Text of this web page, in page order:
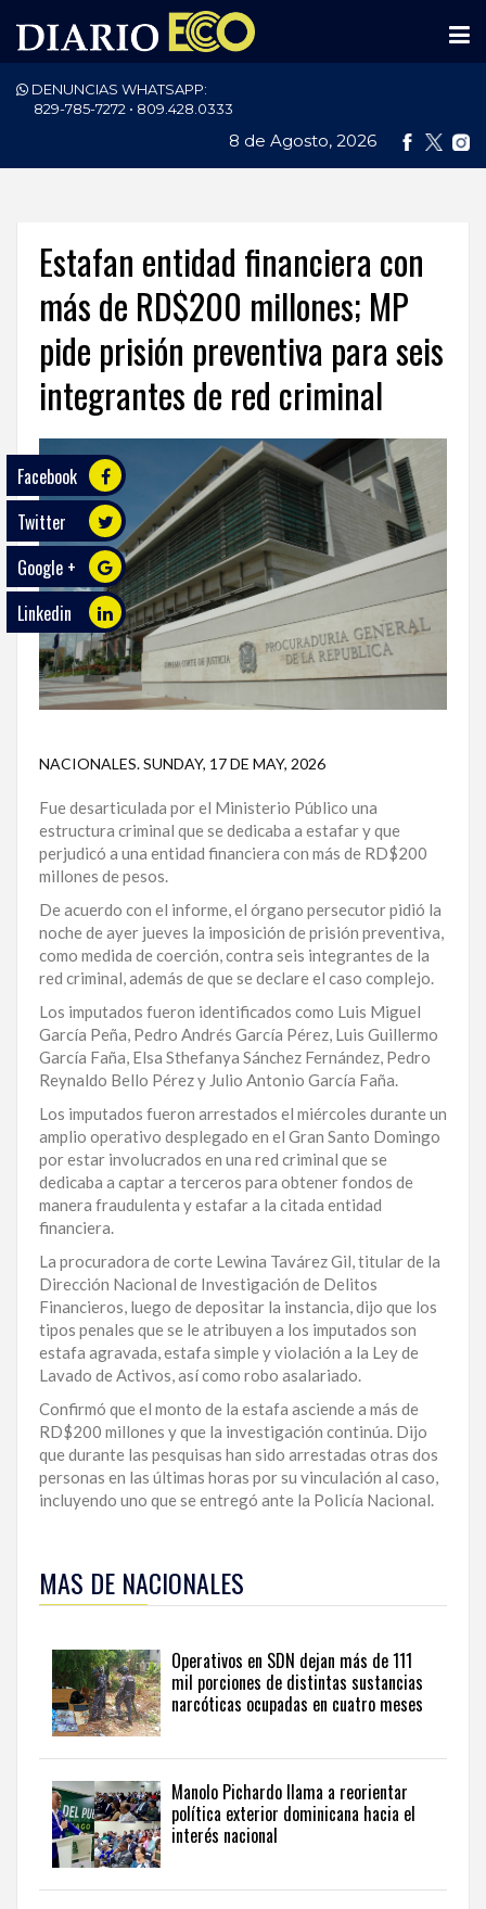
DENUNCIAS WHATSAPP:
829-785-7272 • 809.428.0333
8 de Agosto, 2026
PORTADA
ECONOMÍA
DEPORTES
ENTRETENIMIENTO
SALUD
TECNOLOGÍA
ECO
PLAY
TRABAJOS
DE
INVESTIGACIÓN
PROVINCIAS
NACIONAL
SANTO
DOMINGO
SANTIAGO
SAN
JUAN
ALTAGRACIA
PUERTO
PLATA
CONTÁCTENOS
Estafan entidad financiera con
más de RD$200 millones; MP
pide prisión preventiva para seis
integrantes de red criminal
Facebook
Twitter
Google +
Linkedin
NACIONALES.SUNDAY, 17 DE MAY, 2026
Fue desarticulada por el Ministerio Público una
estructura criminal que se dedicaba a estafar y que
perjudicó a una entidad financiera con más de RD$200
millones de pesos.
De acuerdo con el informe, el órgano persecutor pidió la
noche de ayer jueves la imposición de prisión preventiva,
como medida de coerción, contra seis integrantes de la
red criminal, además de que se declare el caso complejo.
Los imputados fueron identificados como Luis Miguel
García Peña, Pedro Andrés García Pérez, Luis Guillermo
García Faña, Elsa Sthefanya Sánchez Fernández, Pedro
Reynaldo Bello Pérez y Julio Antonio García Faña.
Los imputados fueron arrestados el miércoles durante un
amplio operativo desplegado en el Gran Santo Domingo
por estar involucrados en una red criminal que se
dedicaba a captar a terceros para obtener fondos de
manera fraudulenta y estafar a la citada entidad
financiera.
La procuradora de corte Lewina Tavárez Gil, titular de la
Dirección Nacional de Investigación de Delitos
Financieros, luego de depositar la instancia, dijo que los
tipos penales que se le atribuyen a los imputados son
estafa agravada, estafa simple y violación a la Ley de
Lavado de Activos, así como robo asalariado.
Confirmó que el monto de la estafa asciende a más de
RD$200 millones y que la investigación continúa. Dijo
que durante las pesquisas han sido arrestadas otras dos
personas en las últimas horas por su vinculación al caso,
incluyendo uno que se entregó ante la Policía Nacional.
esta
información
seguir
actualidad
del
país
desde
una
perspectiva
internacional,
visite
the
latest
MAS DE NACIONALES
Operativos en SDN dejan más de 111
mil porciones de distintas sustancias
narcóticas ocupadas en cuatro meses
Manolo Pichardo llama a reorientar
política exterior dominicana hacia el
interés nacional